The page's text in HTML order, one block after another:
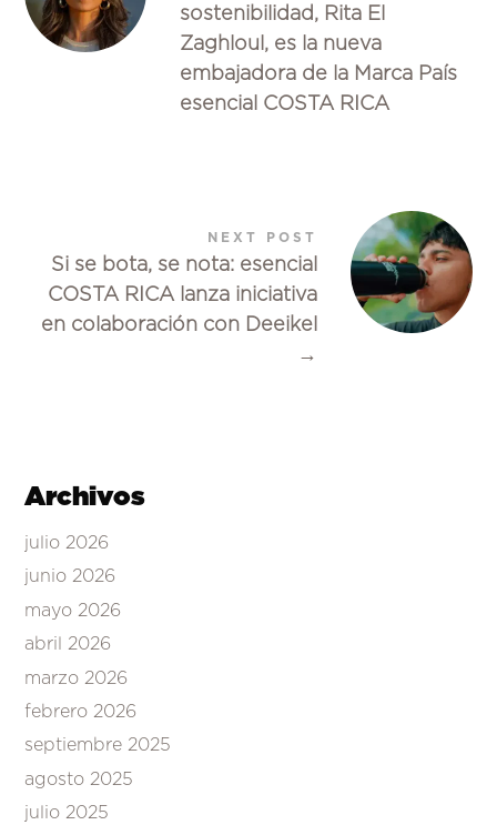
sostenibilidad, Rita El
Zaghloul, es la nueva
embajadora de la Marca País
esencial COSTA RICA
NEXT POST
Si se bota, se nota: esencial
COSTA RICA lanza iniciativa
en colaboración con Deeikel
→
Archivos
julio 2026
junio 2026
mayo 2026
abril 2026
marzo 2026
febrero 2026
septiembre 2025
agosto 2025
julio 2025